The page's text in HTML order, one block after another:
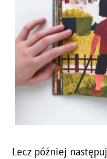
Lecz później